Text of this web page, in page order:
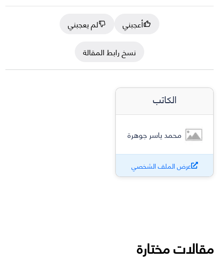
أعجبني
لم يعجبني
نسخ رابط المقالة
الكاتب
محمد ياسر جوهرة
عرض الملف الشخصي
مقالات مختارة